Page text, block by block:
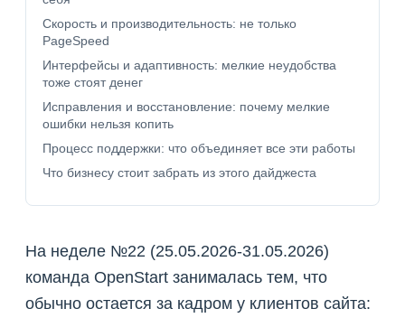
Скорость и производительность: не только
PageSpeed
Интерфейсы и адаптивность: мелкие неудобства
тоже стоят денег
Исправления и восстановление: почему мелкие
ошибки нельзя копить
Процесс поддержки: что объединяет все эти работы
Что бизнесу стоит забрать из этого дайджеста
На неделе №22 (25.05.2026-31.05.2026)
команда OpenStart занималась тем, что
обычно остается за кадром у клиентов сайта: